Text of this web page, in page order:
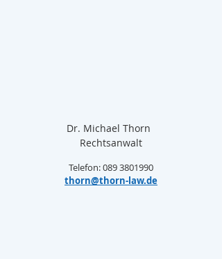
Dr. Michael Thorn
Rechtsanwalt
Telefon: 089 3801990
thorn@thorn-law.de